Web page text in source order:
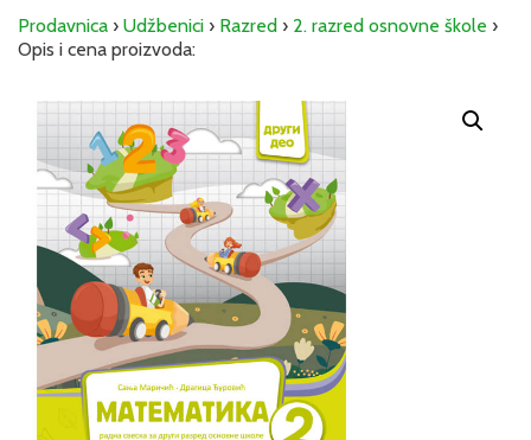
Prodavnica › Udžbenici › Razred › 2. razred osnovne škole ›
Opis i cena proizvoda: